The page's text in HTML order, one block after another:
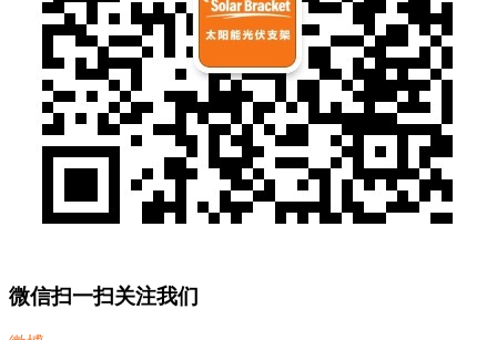
微信扫一扫关注我们